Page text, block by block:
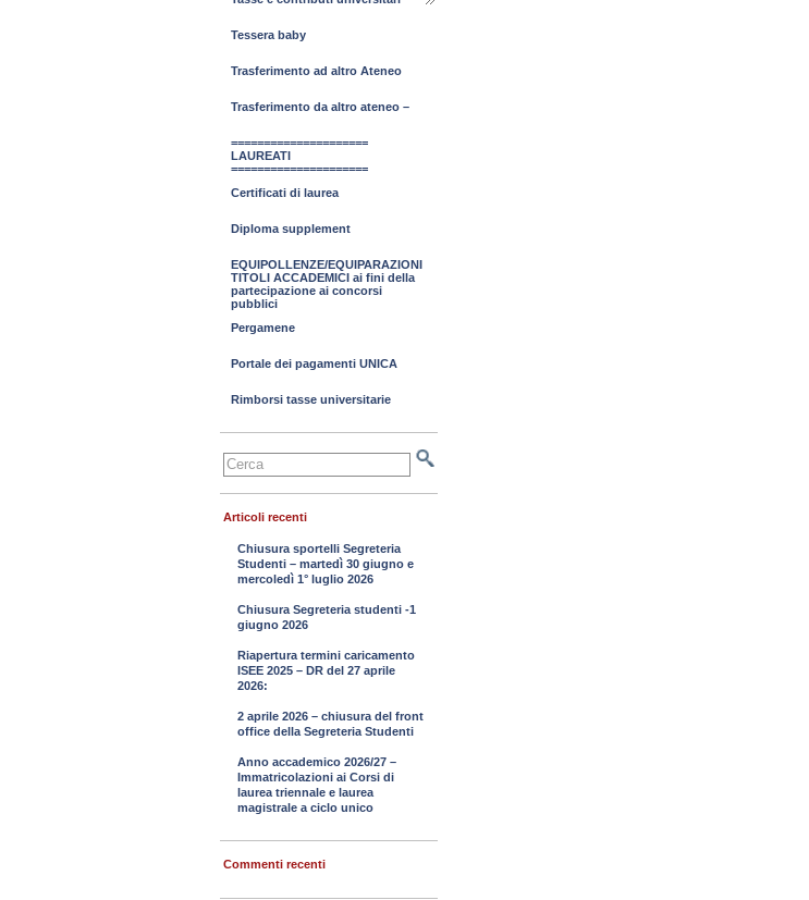
Tessera baby
Trasferimento ad altro Ateneo
Trasferimento da altro ateneo –
=====================
LAUREATI
=====================
Certificati di laurea
Diploma supplement
EQUIPOLLENZE/EQUIPARAZIONI
TITOLI ACCADEMICI ai fini della
partecipazione ai concorsi
pubblici
Pergamene
Portale dei pagamenti UNICA
Rimborsi tasse universitarie
Articoli recenti
Chiusura sportelli Segreteria
Studenti – martedì 30 giugno e
mercoledì 1° luglio 2026
Chiusura Segreteria studenti -1
giugno 2026
Riapertura termini caricamento
ISEE 2025 – DR del 27 aprile
2026:
2 aprile 2026 – chiusura del front
office della Segreteria Studenti
Anno accademico 2026/27 –
Immatricolazioni ai Corsi di
laurea triennale e laurea
magistrale a ciclo unico
Commenti recenti